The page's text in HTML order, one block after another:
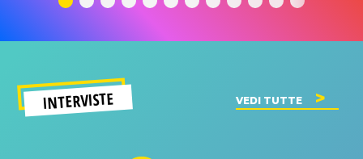
INTERVISTE VEDI TUTTE